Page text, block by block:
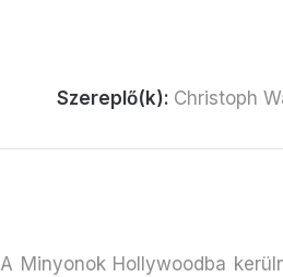
Szereplő(k): Christoph
A Minyonok Hollywoodba